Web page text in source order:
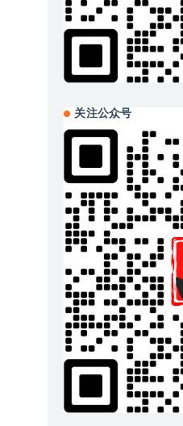
关注公众号